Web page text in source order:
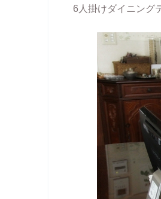
6人掛けダイニング